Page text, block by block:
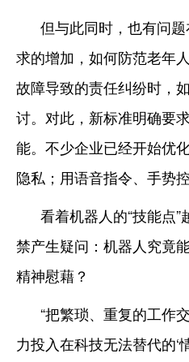
但与此同时，也有问
求的增加，如何防范老年
故障导致的责任纠纷时，
讨。对此，新标准明确要
能。不少企业已经开始优
隐私；用语音指令、手势
看着机器人的“技能点
禁产生疑问：机器人究竟
精神慰藉？
“把繁琐、重复的工作
力投入在科技无法替代的‘